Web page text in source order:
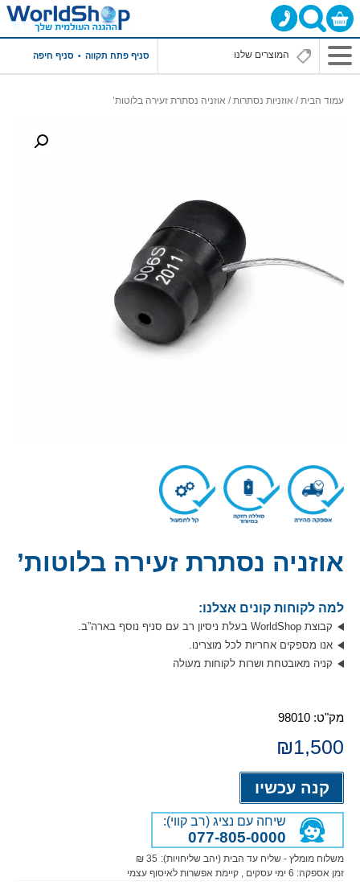
סניף פתח תקווה סניף חיפה
עמוד הבית/ אוזניות נסתרות/ אוזניה נסתרת זעירה בלוטות’
אוזניה נסתרת זעירה בלוטות’
למה לקוחות קונים אצלנו:
קבוצת WorldShop בעלת ניסיון רב עם סניף נוסף בארה”ב.
אנו מספקים אחריות לכל מוצרינו.
קניה מאובטחת ושרות לקוחות מעולה
מק"ט: 98010
₪1,500
קנה עכשיו
שיחה עם נציג (רב קווי):
077-805-0000
משלוח מומלץ - שליח עד הבית (יהב שליחויות): 35 ₪
זמן אספקה: 6 ימי עסקים , קיימת אפשרות לאיסוף עצמי